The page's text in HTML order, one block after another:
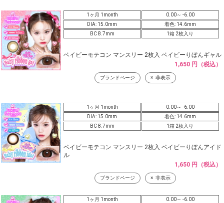
1ヶ月 1month
0.00～ -6.00
DIA: 15.0mm
着色: 14.6mm
BC 8.7mm
1箱 2枚入り
ベイビーモテコン マンスリー 2枚入 ベイビーりぼんギャル
1,650 円（税込）
ブランドページ 非表示
1ヶ月 1month
0.00～ -6.00
DIA: 15.0mm
着色: 14.6mm
BC 8.7mm
1箱 2枚入り
ベイビーモテコン マンスリー 2枚入 ベイビーりぼんアイド
ル
1,650 円（税込）
ブランドページ 非表示
1ヶ月 1month
0.00～ -6.00